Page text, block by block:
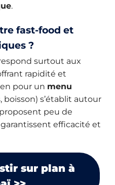
.
fast-food et
?
surtout aux
rapidité et
pour un menu
boisson) s’établit autour
proposent peu de
garantissent efficacité et
sur plan à